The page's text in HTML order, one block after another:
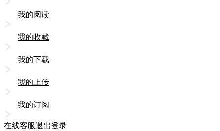
我的阅读
我的收藏
我的下载
我的上传
我的订阅
在线客服退出登录